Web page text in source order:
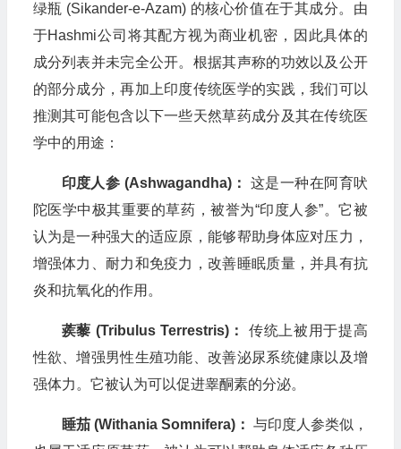
绿瓶 (Sikander-e-Azam) 的核心价值在于其成分。由
于Hashmi公司将其配方视为商业机密，因此具体的
成分列表并未完全公开。根据其声称的功效以及公开
的部分成分，再加上印度传统医学的实践，我们可以
推测其可能包含以下一些天然草药成分及其在传统医
学中的用途：
印度人参 (Ashwagandha)：
这是一种在阿育吠
陀医学中极其重要的草药，被誉为“印度人参”。它被
认为是一种强大的适应原，能够帮助身体应对压力，
增强体力、耐力和免疫力，改善睡眠质量，并具有抗
炎和抗氧化的作用。
蒺藜 (Tribulus Terrestris)：
传统上被用于提高
性欲、增强男性生殖功能、改善泌尿系统健康以及增
强体力。它被认为可以促进睾酮素的分泌。
睡茄 (Withania Somnifera)： 与印度人参类似，